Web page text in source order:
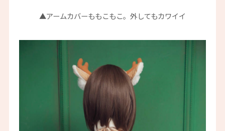
▲アームカバーももこもこ。外してもカワイイ